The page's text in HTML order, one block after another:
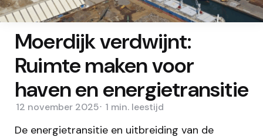
Moerdijk verdwijnt:
Ruimte maken voor
haven en energietransitie
12 november 2025 1 min. leestijd
De energietransitie en uitbreiding van de